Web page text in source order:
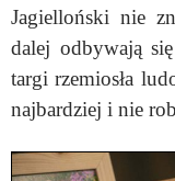
Jagielloński nie
dalej odbywają
targi rzemiosła
najbardziej i nie